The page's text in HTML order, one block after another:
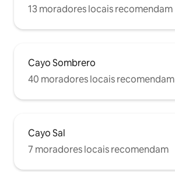
13 moradores locais recomendam
Cayo Sombrero
40 moradores locais recomendam
Cayo Sal
7 moradores locais recomendam